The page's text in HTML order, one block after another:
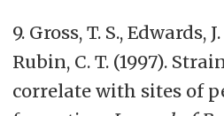
9. Gross, T. S., Edwards,
Rubin, C. T. (1997).
correlate with sites of